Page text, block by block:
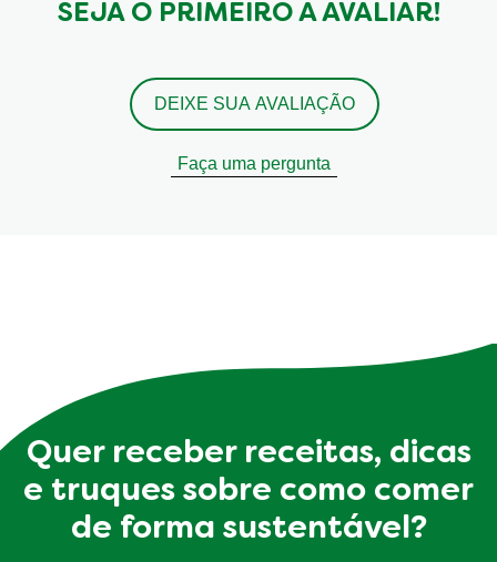
SEJA O PRIMEIRO A AVALIAR!
DEIXE SUA AVALIAÇÃO
Faça uma pergunta
Quer receber receitas, dicas
e truques sobre como comer
de forma sustentável?